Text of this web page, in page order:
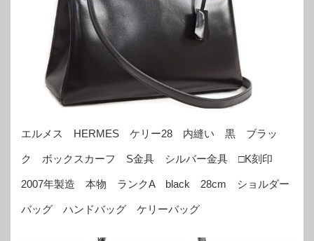
エルメス HERMES ケリー28 内縫い 黒 ブラッ
ク ボックスカーフ S金具 シルバー金具 □K刻印
2007年製造 本物 ランクA black 28cm ショルダー
バッグ ハンドバッグ ケリーバッグ